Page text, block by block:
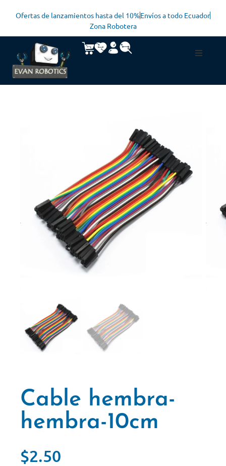
Ofertas de lanzamientos hasta del 10%Envíos a todo Ecuador
Zona Robotera
Cable hembra-
hembra-10cm
$2.50